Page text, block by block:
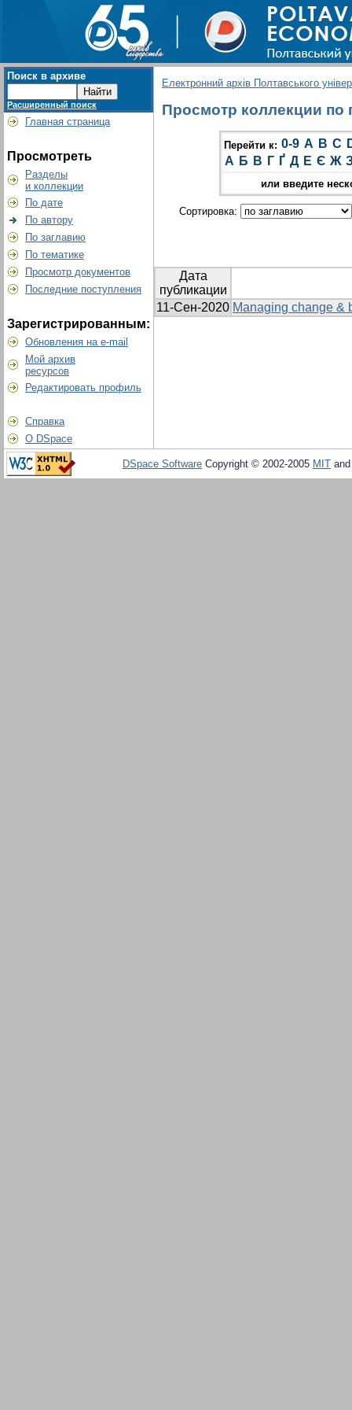
Поиск в архиве
Расширенный поиск
Главная страница
Просмотреть
Разделы
и коллекции
По дате
По автору
По заглавию
По тематике
Просмотр документов
Последние поступления
Зарегистрированным:
Обновления на e-mail
Мой архив
ресурсов
Редактировать профиль
Справка
О DSpace
Електронний архів Полтавського
Просмотр коллекции по
Перейти к: 0-9 A B C
А Б В Г Ґ Д Е Є Ж
или введите
Сортировка:
Дата
публикации
11-Сен-2020 Managing change &
DSpace Software Copyright © 2002-2005 MIT